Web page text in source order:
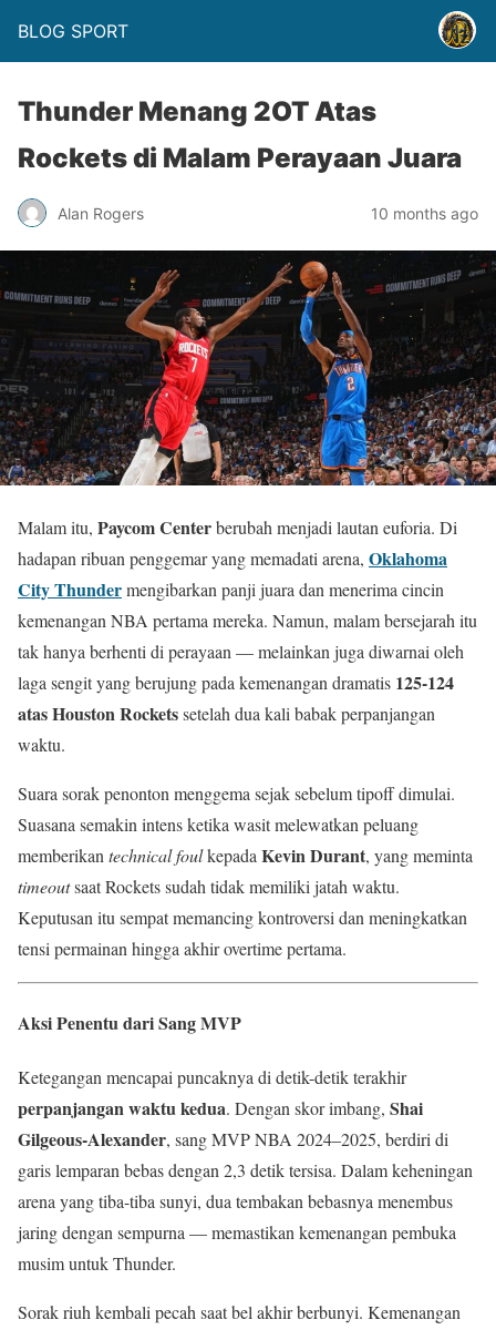
BLOG SPORT
Thunder Menang 2OT Atas
Rockets di Malam Perayaan Juara
Alan Rogers 10 months ago
Malam itu, Paycom Centerberubah menjadi lautan euforia. Di
hadapan ribuan penggemar yang memadati arena, Oklahoma
City Thundermengibarkan panji juara dan menerima cincin
kemenangan NBA pertama mereka. Namun, malam bersejarah itu
tak hanya berhenti di perayaan — melainkan juga diwarnai oleh
laga sengit yang berujung pada kemenangan dramatis 125-124
atas Houston Rocketssetelah dua kali babak perpanjangan
waktu.
Suara sorak penonton menggema sejak sebelum tipoff dimulai.
Suasana semakin intens ketika wasit melewatkan peluang
memberikan technical foulkepada Kevin Durant, yang meminta
timeoutsaat Rockets sudah tidak memiliki jatah waktu.
Keputusan itu sempat memancing kontroversi dan meningkatkan
tensi permainan hingga akhir overtime pertama.
Aksi Penentu dari Sang MVP
Ketegangan mencapai puncaknya di detik-detik terakhir
perpanjangan waktu kedua. Dengan skor imbang, Shai
Gilgeous-Alexander, sang MVP NBA 2024–2025, berdiri di
garis lemparan bebas dengan 2,3 detik tersisa. Dalam keheningan
arena yang tiba-tiba sunyi, dua tembakan bebasnya menembus
jaring dengan sempurna — memastikan kemenangan pembuka
musim untuk Thunder.
Sorak riuh kembali pecah saat bel akhir berbunyi. Kemenangan